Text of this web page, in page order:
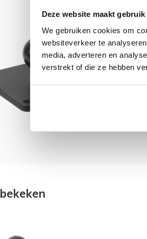
Deze website maakt
We gebruiken cookies om
websiteverkeer te
media, adverteren en
verstrekt of die ze hebben
Dit
RAM
63,5